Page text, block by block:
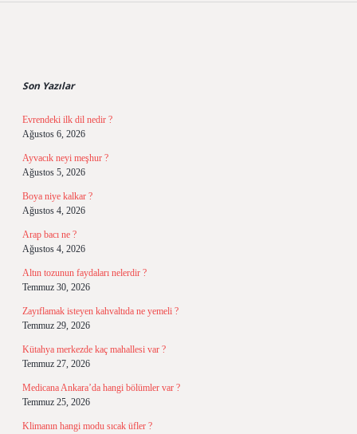
Son Yazılar
Evrendeki ilk dil nedir ?
Ağustos 6, 2026
Ayvacık neyi meşhur ?
Ağustos 5, 2026
Boya niye kalkar ?
Ağustos 4, 2026
Arap bacı ne ?
Ağustos 4, 2026
Altın tozunun faydaları nelerdir ?
Temmuz 30, 2026
Zayıflamak isteyen kahvaltıda ne yemeli ?
Temmuz 29, 2026
Kütahya merkezde kaç mahallesi var ?
Temmuz 27, 2026
Medicana Ankara’da hangi bölümler var ?
Temmuz 25, 2026
Klimanın hangi modu sıcak üfler ?